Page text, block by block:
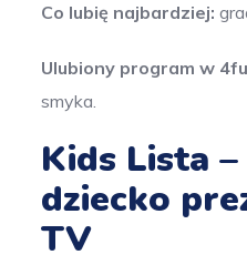
Co lubię najbardziej:
Ulubiony program w
smyka.
Kids Lista
dziecko
TV